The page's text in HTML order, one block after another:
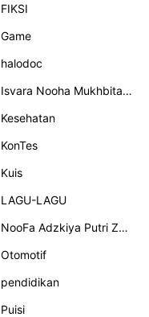
FIKSI
Game
halodoc
Isvara Nooha Mukhbita Zain
Kesehatan
KonTes
Kuis
LAGU-LAGU
NooFa Adzkiya Putri Zain
Otomotif
pendidikan
Puisi